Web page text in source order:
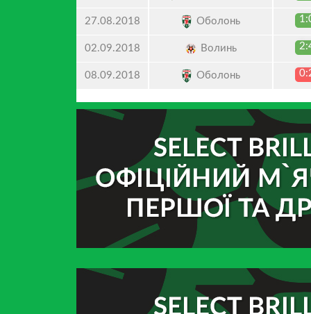
27.08.2018 Оболонь
02.09.2018 Волинь
08.09.2018 Оболонь